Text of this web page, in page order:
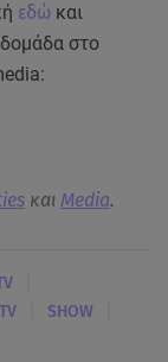
εδώ και
στo
και Media.
SHOW